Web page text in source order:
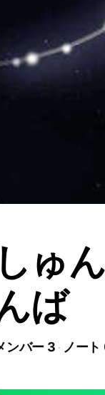
しゅ
ば
ンバー 3 ノート